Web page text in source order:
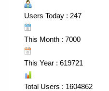
Users Today : 247
This Month : 7000
This Year : 619721
Total Users : 1604862